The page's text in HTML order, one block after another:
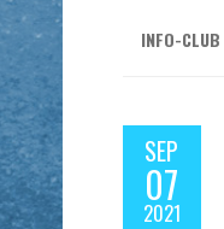
INFO-CLUB
SEP
07
2021